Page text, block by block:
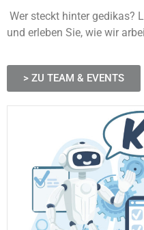
Wer steckt hinter gedikas?
und erleben Sie, wie wir
> ZU TEAM & EVENTS